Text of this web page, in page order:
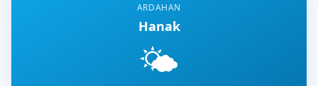
ARDAHAN
Hanak
🌤️